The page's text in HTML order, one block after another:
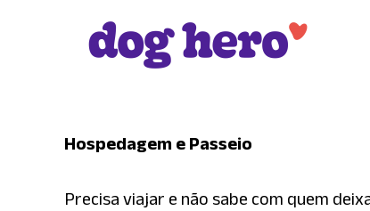
Hospedagem e Passeio
Precisa viajar e não sabe com quem